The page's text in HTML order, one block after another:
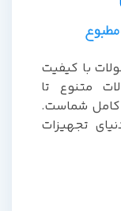
با کیفیت
متنوع تا
کامل شماست.
تجهیزات